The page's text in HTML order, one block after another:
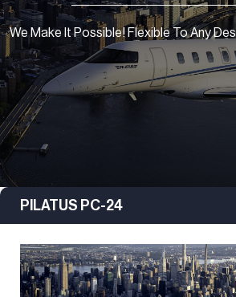
We Make It Possible! Flexible To Any
PILATUS PC-24